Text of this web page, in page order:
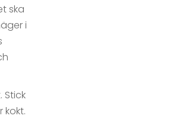
ska
i
Stick
kokt.